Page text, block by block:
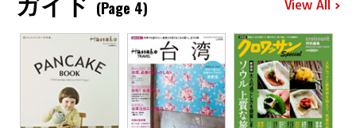
(Page 4) View All